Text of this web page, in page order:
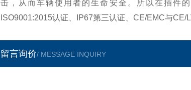
击，从而车辆使用者的生命安全。所以在插件
ISO9001:2015认证、IP67第三认证、CE/EMC与CE/
留言询价/ MESSAGE INQUIRY